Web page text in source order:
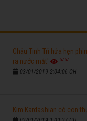
Châu Tinh Trì hứa hẹn
ra nước mắt'
6767
03/01/2019 2:04:06 CH
Kim Kardashian có con